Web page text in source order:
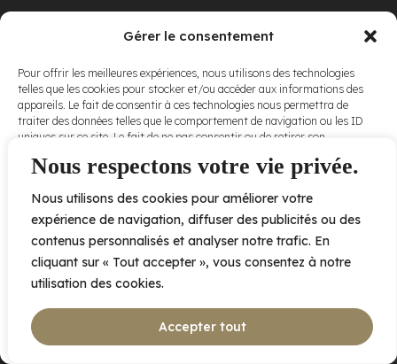
Nous respectons votre vie privée.
Nous utilisons des cookies pour améliorer votre
expérience de navigation, diffuser des publicités ou des
contenus personnalisés et analyser notre trafic. En
cliquant sur « Tout accepter », vous consentez à notre
utilisation des cookies.
Accepter tout
Gérer le consentement
Pour offrir les meilleures expériences, nous utilisons des technologies
telles que les cookies pour stocker et/ou accéder aux informations des
appareils. Le fait de consentir à ces technologies nous permettra de
traiter des données telles que le comportement de navigation ou les ID
uniques sur ce site. Le fait de ne pas consentir ou de retirer son
et fonctions.
Accepter
Refuser
conditions
d’utilisationet
nospolitiques
de
confidentialité .
2005 av. de Bois-de-Boulogne, Laval QC H7N 0J7